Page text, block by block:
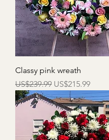
Classy pink wreath
一般價格
US$239.99 促銷價格
US$215.99